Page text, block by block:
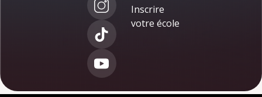
Inscrire
votre école